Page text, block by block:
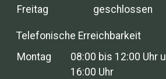
Freitag
geschlossen
Telefonische Erreichbarkeit
Montag
08:00 bis 12:00 Uhr
16:00 Uhr